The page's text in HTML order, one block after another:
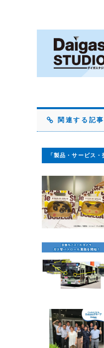
関連する記事
「製品・サービス